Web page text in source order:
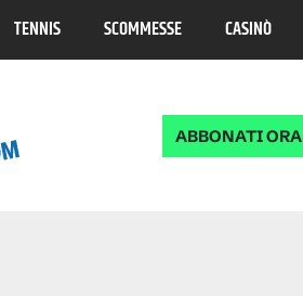
TENNIS SCOMMESSE CASINÒ
ABBONATI ORA